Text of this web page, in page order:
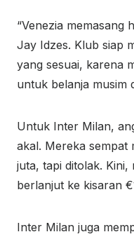
“Venezia memasang
Jay Idzes. Klub siap
yang sesuai, karena
untuk belanja musim
Untuk Inter Milan,
akal. Mereka sempat
juta, tapi ditolak. Kini,
berlanjut ke kisaran
Inter Milan juga